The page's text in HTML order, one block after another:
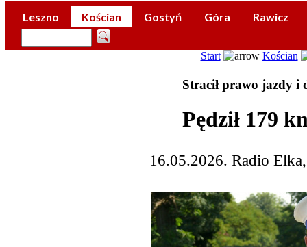
Leszno Kościan Gostyń Góra Rawicz
Start Kościan
Stracił prawo jazdy i
Pędził 179
16.05.2026. Radio